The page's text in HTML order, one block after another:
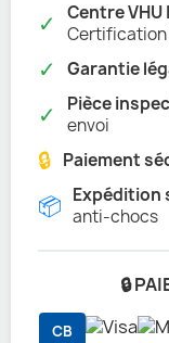
✓ Centre VHU
✓ Garantie
✓ Pièce
envoi
🔒 Paiement
📦 Expédition
anti-chocs
🔒
CB